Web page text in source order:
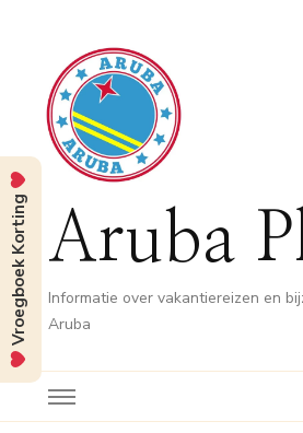
Aruba
Informatie over vakantiereizen en
Aruba
Vroegboek Korting